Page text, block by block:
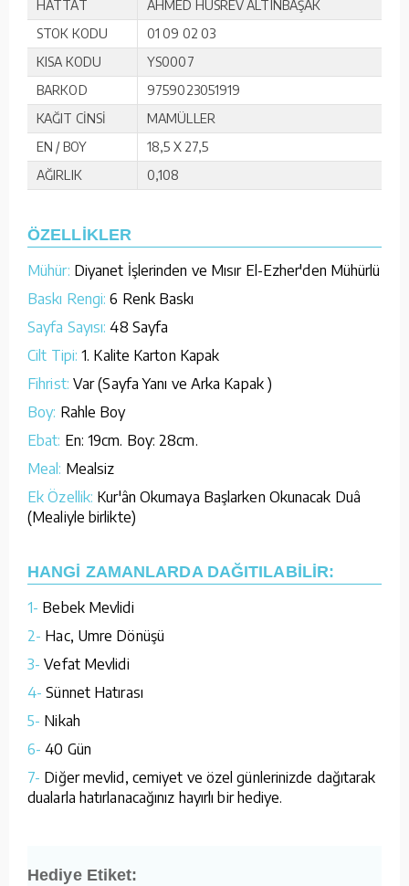
HATTAT
AHMED HUSREV ALTINBAŞAK
STOK KODU
01 09 02 03
KISA KODU
YS0007
BARKOD
9759023051919
KAĞIT CİNSİ
MAMÜLLER
EN / BOY
18,5 X 27,5
AĞIRLIK
0,108
ÖZELLİKLER
Mühür: Diyanet İşlerinden ve Mısır El-Ezher'den Mühürlü
Baskı Rengi: 6 Renk Baskı
Sayfa Sayısı: 48 Sayfa
Cilt Tipi: 1. Kalite Karton Kapak
Fihrist: Var (Sayfa Yanı ve Arka Kapak )
Boy: Rahle Boy
Ebat: En: 19cm. Boy: 28cm.
Meal: Mealsiz
Ek Özellik: Kur'ân Okumaya Başlarken Okunacak Duâ
(Mealiyle birlikte)
HANGİ ZAMANLARDA DAĞITILABİLİR:
1- Bebek Mevlidi
2- Hac, Umre Dönüşü
3- Vefat Mevlidi
4- Sünnet Hatırası
5- Nikah
6- 40 Gün
7- Diğer mevlid, cemiyet ve özel günlerinizde dağıtarak
dualarla hatırlanacağınız hayırlı bir hediye.
Hediye Etiket: